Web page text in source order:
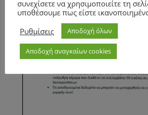
συνεχίσετε να χρησιμοποιείτε τη
υποθέσουμε πως είστε
Ρυθμίσεις
Αποδοχή όλων
Αποδοχή αναγκαίων cookies